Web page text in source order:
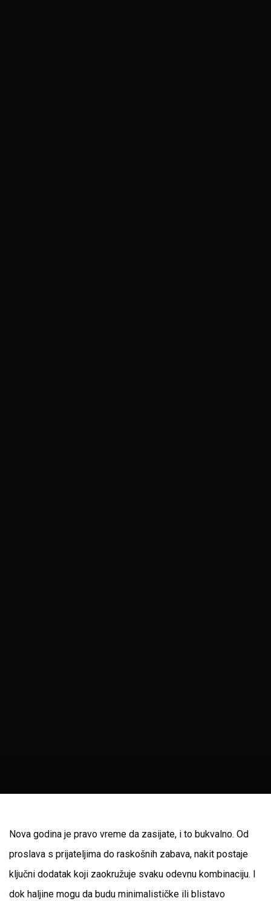
Nova godina je pravo vreme da zasijate, i to bukvalno. Od
proslava s prijateljima do raskošnih zabava, nakit postaje
ključni dodatak koji zaokružuje svaku odevnu kombinaciju. I
dok haljine mogu da budu minimalističke ili blistavo